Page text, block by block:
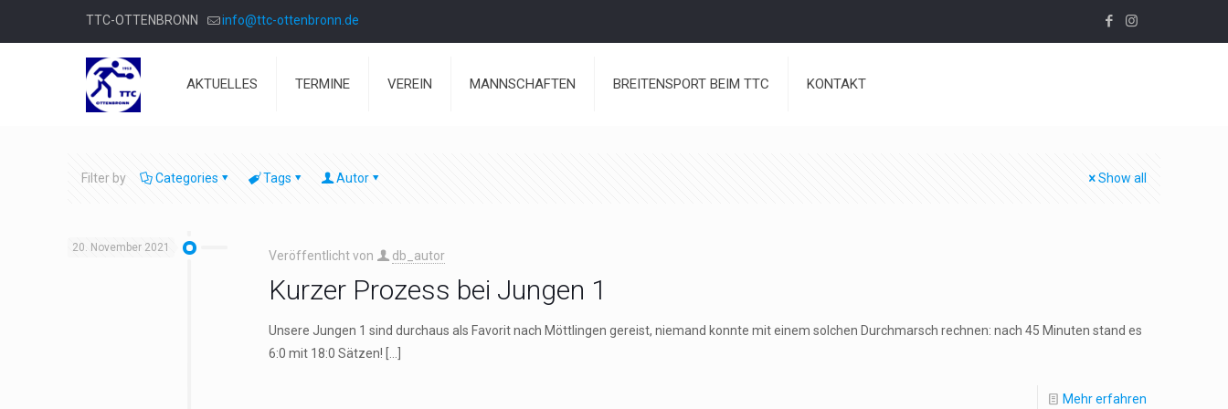
TTC-OTTENBRONN info@ttc-ottenbronn.de
AKTUELLES TERMINE VEREIN MANNSCHAFTEN BREITENSPORT BEIM TTC KONTAKT
Filter by Categories Tags Autor Show all
20. November 2021
Veröffentlicht von db_autor
Kurzer Prozess bei Jungen 1
Unsere Jungen 1 sind durchaus als Favorit nach Möttlingen gereist, niemand konnte mit einem solchen Durchmarsch rechnen: nach 45 Minuten stand es
6:0 mit 18:0 Sätzen!
Mehr erfahren